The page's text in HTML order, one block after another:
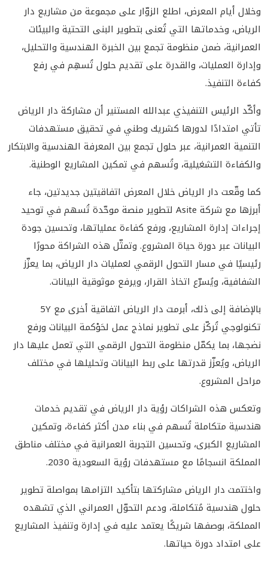
وخلال أيام المعرض، اطلع الزوّار على مجموعة من مشاريع دار
الرياض، وخدماتها التي تُعنى بتطوير البنى التحتية والبيئات
العمرانية، ضمن منظومة تجمع بين الخبرة الهندسية والتحليل،
وإدارة العمليات، والقدرة على تقديم حلول تُسهِم في رفع
كفاءة التنفيذ.
وأكّد الرئيس التنفيذي عبدالله المستنير أن مشاركة دار الرياض
تأتي امتدادًا لدورها كشريك وطني في تحقيق مستهدفات
التنمية العمرانية، عبر حلول تجمع بين المعرفة الهندسية والابتكار
والكفاءة التشغيلية، وتُسهم في تمكين المشاريع الوطنية.
كما وقّعت دار الرياض خلال المعرض اتفاقيتين جديدتين، جاء
أبرزها مع شركة Asite لتطوير منصة موحّدة تُسهم في توحيد
إجراءات إدارة المشاريع، ورفع كفاءة عملياتها، وتحسين جودة
البيانات عبر دورة حياة المشروع. وتمثّل هذه الشراكة محورًا
رئيسيًا في مسار التحول الرقمي لعمليات دار الرياض، بما يعزّز
الشفافية، ويُسرّع اتخاذ القرار، ويرفع موثوقية البيانات.
بالإضافة إلى ذلك، أبرمت دار الرياض اتفاقية أخرى مع 5Y
تكنولوجي تُركّز على تطوير نماذج عمل لحَوْكمة البيانات ورفع
نضجها، بما يكمّل منظومة التحول الرقمي التي تعمل عليها دار
الرياض، ويُعزّز قدرتها على ربط البيانات وتحليلها في مختلف
مراحل المشروع.
وتعكس هذه الشراكات رؤية دار الرياض في تقديم خدمات
هندسية متكاملة تُسهم في بناء مدن أكثر كفاءة، وتمكين
المشاريع الكبرى، وتحسين التجربة العمرانية في مختلف مناطق
المملكة انسجامًا مع مستهدفات رؤية السعودية 2030.
واختتمت دار الرياض مشاركتها بتأكيد التزامها بمواصلة تطوير
حلول هندسية مُتكاملة، ودعم التحوّل العمراني الذي تشهده
المملكة، بوصفها شريكًا يعتمد عليه في إدارة وتنفيذ المشاريع
على امتداد دورة حياتها.